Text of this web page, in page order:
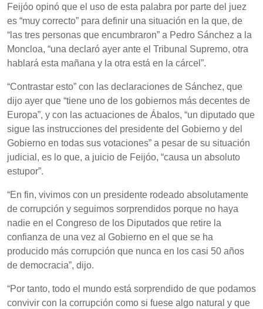
Feijóo opinó que el uso de esta palabra por parte del juez
es “muy correcto” para definir una situación en la que, de
“las tres personas que encumbraron” a Pedro Sánchez a la
Moncloa, “una declaró ayer ante el Tribunal Supremo, otra
hablará esta mañana y la otra está en la cárcel”.
“Contrastar esto” con las declaraciones de Sánchez, que
dijo ayer que “tiene uno de los gobiernos más decentes de
Europa”, y con las actuaciones de Ábalos, “un diputado que
sigue las instrucciones del presidente del Gobierno y del
Gobierno en todas sus votaciones” a pesar de su situación
judicial, es lo que, a juicio de Feijóo, “causa un absoluto
estupor”.
“En fin, vivimos con un presidente rodeado absolutamente
de corrupción y seguimos sorprendidos porque no haya
nadie en el Congreso de los Diputados que retire la
confianza de una vez al Gobierno en el que se ha
producido más corrupción que nunca en los casi 50 años
de democracia”, dijo.
“Por tanto, todo el mundo está sorprendido de que podamos
convivir con la corrupción como si fuese algo natural y que